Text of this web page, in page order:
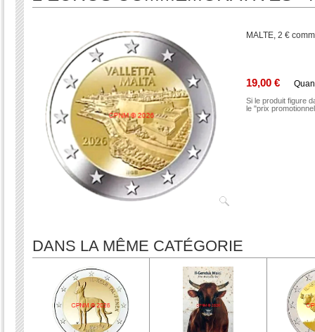
MALTE, 2 €
19,00 €
Si le produit figure
le "prix
DANS LA MÊME CATÉGORIE